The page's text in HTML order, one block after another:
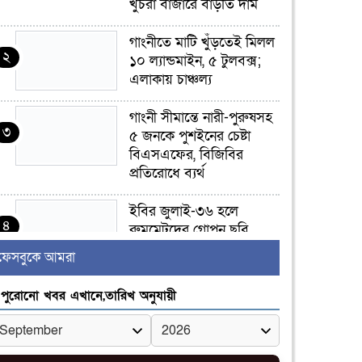
খুচরা বাজারে বাড়তি দাম
২
গাংনীতে মাটি খুঁড়তেই মিলল
১০ ল্যান্ডমাইন, ৫ টুলবক্স;
এলাকায় চাঞ্চল্য
৩
গাংনী সীমান্তে নারী-পুরুষসহ
৫ জনকে পুশইনের চেষ্টা
বিএসএফের, বিজিবির
প্রতিরোধে ব্যর্থ
৪
ইবির জুলাই-৩৬ হলে
রুমমেটদের গোপন ছবি
৫
র‍্যাব বিলুপ্ত হয়ে এসআরবি,
থাকছে নাগরিক অভিযোগের
আমরা
পুরোনো খবর এখানে,তারিখ অনুযায়ী